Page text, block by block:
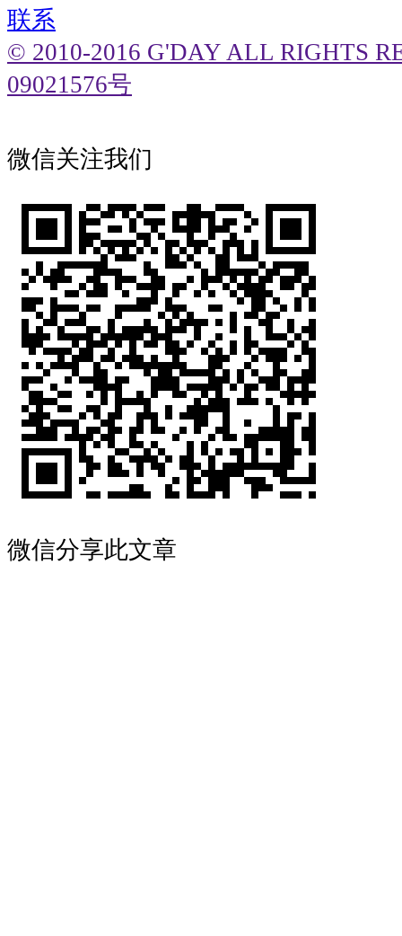
联系
© 2010-2016 G'DAY ALL RIGHTS
09021576号
微信关注我们
微信分享此文章